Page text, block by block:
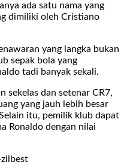
ada satu nama yang
dimiliki oleh Cristiano
yang langka bukan
sepak bola yang
tadi banyak sekali.
sekelas dan setenar CR7,
yang jauh lebih besar
itu, pemilik klub dapat
Ronaldo dengan nilai